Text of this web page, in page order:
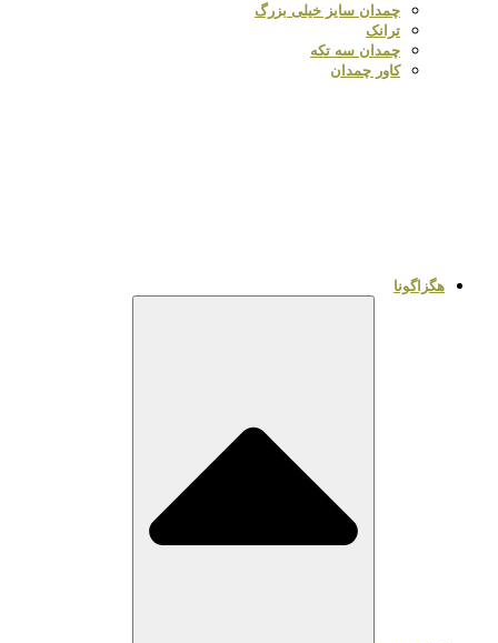
چمدان سایز خیلی بزرگ
ترانک
چمدان سه تکه
کاور چمدان
هگزاگونا